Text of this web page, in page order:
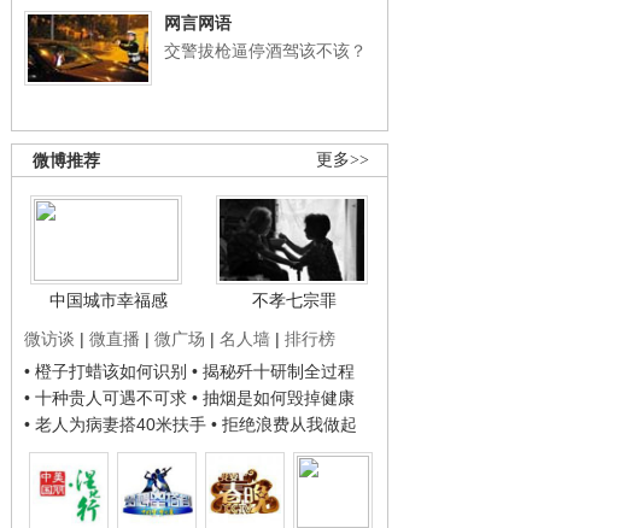
网言网语
交警拔枪逼停酒驾该不该？
更多>>
微博推荐
中国城市幸福感
不孝七宗罪
微访谈 | 微直播 | 微广场 | 名人墙 | 排行榜
• 橙子打蜡该如何识别 • 揭秘歼十研制全过程
• 十种贵人可遇不可求 • 抽烟是如何毁掉健康
• 老人为病妻搭40米扶手 • 拒绝浪费从我做起